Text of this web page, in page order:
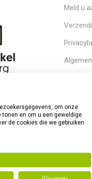
Meld u
om onze
en om u een geweldige
de cookies die we gebruiken